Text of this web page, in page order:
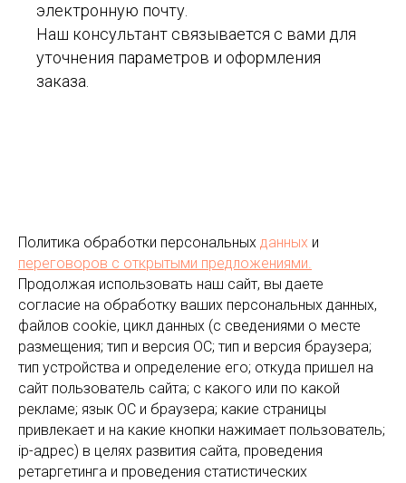
электронную почту.
Наш консультант связывается с вами для
уточнения параметров и оформления
заказа.
Политика обработки персональных данных и
переговоров с открытыми предложениями.
Продолжая использовать наш сайт, вы даете
согласие на обработку ваших персональных данных,
файлов cookie, цикл данных (с сведениями о месте
размещения; тип и версия ОС; тип и версия браузера;
тип устройства и определение его; откуда пришел на
сайт пользователь сайта; с какого или по какой
рекламе; язык ОС и браузера; какие страницы
привлекает и на какие кнопки нажимает пользователь;
ip-адрес) в целях развития сайта, проведения
ретаргетинга и проведения статистических